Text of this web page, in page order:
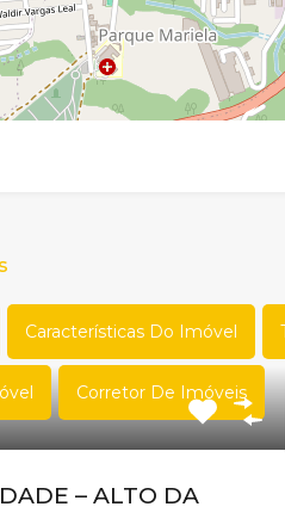
Características Do Imóvel
Corretor De Imóveis
– ALTO DA